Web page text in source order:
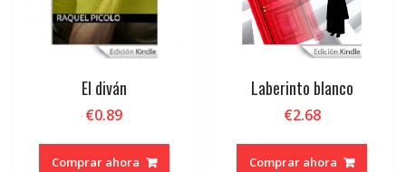
El diván
€0.89
Comprar ahora
Laberinto blanco
€2.68
Comprar ahora